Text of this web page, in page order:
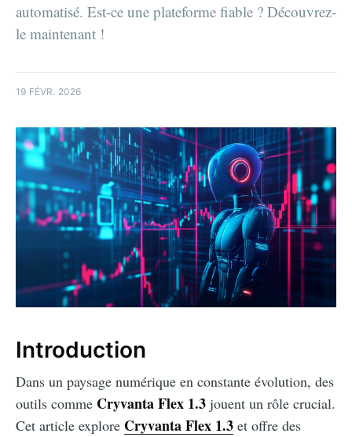
automatisé. Est-ce une plateforme fiable ? Découvrez-
le maintenant !
19 FÉVR. 2026
Introduction
Dans un paysage numérique en constante évolution, des
outils comme Cryvanta Flex 1.3 jouent un rôle crucial.
Cet article explore Cryvanta Flex 1.3 et offre des